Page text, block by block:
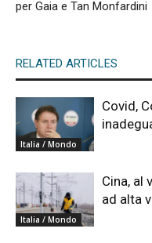
per Gaia e Tan Monfardini
RELATED ARTICLES
Italia / Mondo
Covid,
Italia / Mondo
Cina, al
ad alta